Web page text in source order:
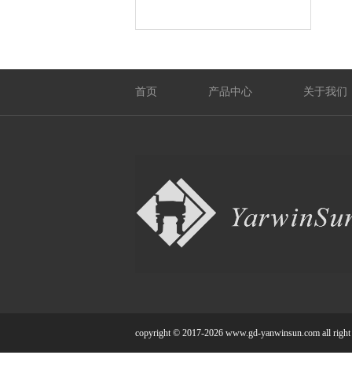
首页 产品中心 关于我们
copyright © 2017-2026 www.gd-yanwinsun.com all